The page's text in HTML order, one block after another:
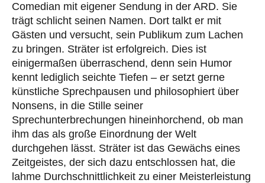
Comedian mit eigener Sendung in der ARD. Sie
trägt schlicht seinen Namen. Dort talkt er mit
Gästen und versucht, sein Publikum zum Lachen
zu bringen. Sträter ist erfolgreich. Dies ist
einigermaßen überraschend, denn sein Humor
kennt lediglich seichte Tiefen – er setzt gerne
künstliche Sprechpausen und philosophiert über
Nonsens, in die Stille seiner
Sprechunterbrechungen hineinhorchend, ob man
ihm das als große Einordnung der Welt
durchgehen lässt. Sträter ist das Gewächs eines
Zeitgeistes, der sich dazu entschlossen hat, die
lahme Durchschnittlichkeit zu einer Meisterleistung